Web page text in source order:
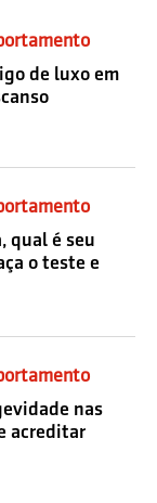
de luxo em
qual é seu
o teste e
nas
acreditar